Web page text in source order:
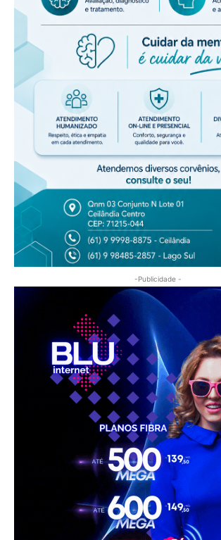
-Publicidade -